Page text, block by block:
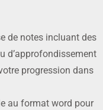
de notes incluant des
d’approfondissement
progression dans
au format word pour